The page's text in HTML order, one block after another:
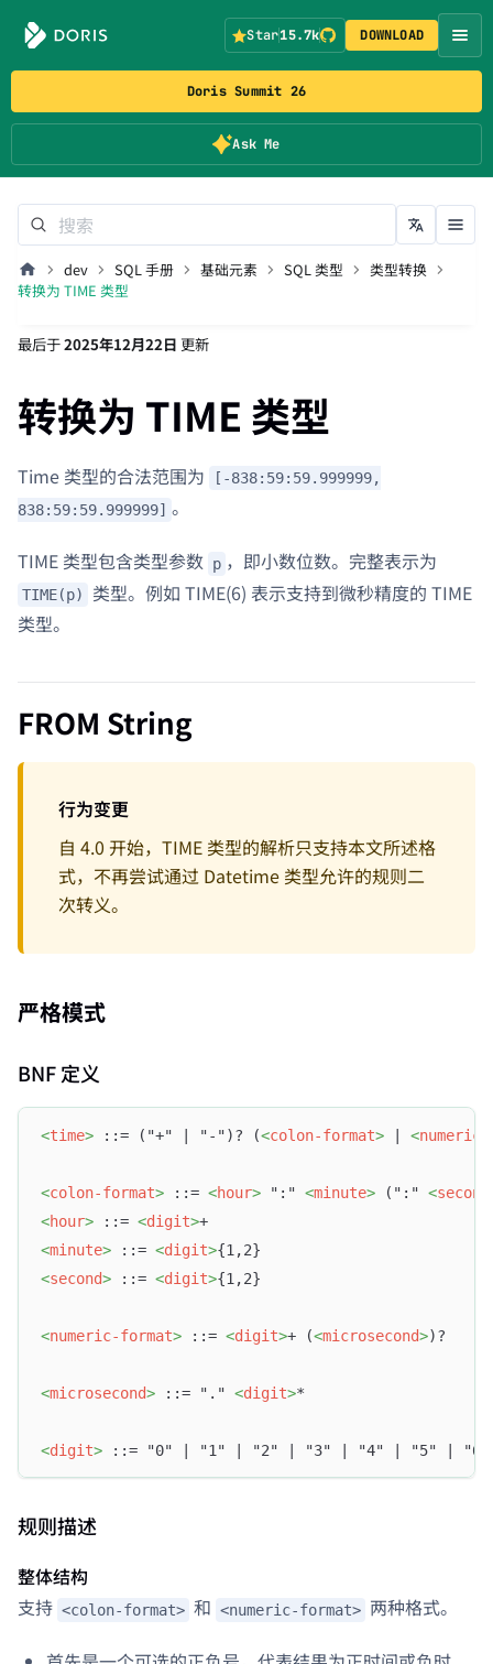
Doris Summit 26
Ask Me
Star15.7k DOWNLOAD
dev SQL 手册 基础元素 SQL 类型
类型转换
转换为 TIME 类型
最后于2025年12月22日 更新
转换为 TIME 类型
Time 类型的合法范围为
[-838:59:59.999999,
838:59:59.999999] 。
TIME 类型包含类型参数 p ，即小数位数。完整表示为
TIME(p)
类型。例如 TIME(6) 表示支持到微秒精度的 TIME
类型。
FROM String
行为变更
自 4.0 开始，TIME 类型的解析只支持本文所述格
式，不再尝试通过 Datetime 类型允许的规则二
次转义。
严格模式
BNF 定义
<time> ::= ("+" | "-")? (<colon-format> <
<colon-format> ::= <hour> ":" <minute> (":" <second
<hour> ::= <digit>+
<minute> ::= <digit>{1,2}
<second> ::= <digit>{1,2}
<numeric-format> ::= <digit>+ (<microsecond>)?
<microsecond> ::= "." <digit>*
<digit> ::= "0" | "1" | "2" | "3" | "4" | "5" |
规则描述
整体结构
支持 <colon-format> 和 <numeric-format> 两种格式。